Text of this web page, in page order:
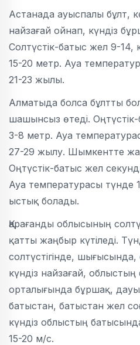
Астанада ауыспалы бұлт,
найзағай ойнап, күндіз
Солтүстік-батыс жел 9-14,
15-20 метр. Ауа
21-23 жылы.
Алматыда болса бұлтты
шашынсыз өтеді.
3-8 метр. Ауа
27-29 жылу. Шымкентте
Оңтүстік-батыс жел
Ауа температурасы түнде
ыстық болады.
Қарағанды облысының
қатты жаңбыр күтіледі.
солтүстігінде, шығысында,
күндіз найзағай, облыстың
орталығында бұршақ,
батыстан, батыстан жел
күндіз облыстың
15-20 м/с.